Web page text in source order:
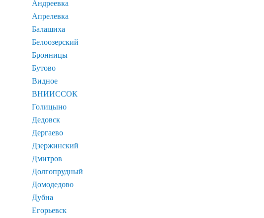
Андреевка
Апрелевка
Балашиха
Белоозерский
Бронницы
Бутово
Видное
ВНИИССОК
Голицыно
Дедовск
Дергаево
Дзержинский
Дмитров
Долгопрудный
Домодедово
Дубна
Егорьевск